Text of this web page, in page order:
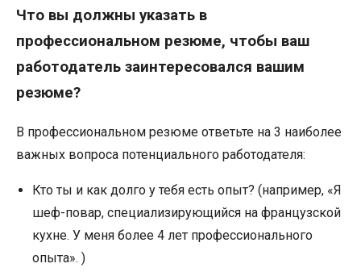
Что вы должны указать в
профессиональном резюме, чтобы ваш
работодатель заинтересовался вашим
резюме?
В профессиональном резюме ответьте на 3 наиболее
важных вопроса потенциального работодателя:
Кто ты и как долго у тебя есть опыт? (например, «Я
шеф-повар, специализирующийся на французской
кухне. У меня более 4 лет профессионального
опыта». )